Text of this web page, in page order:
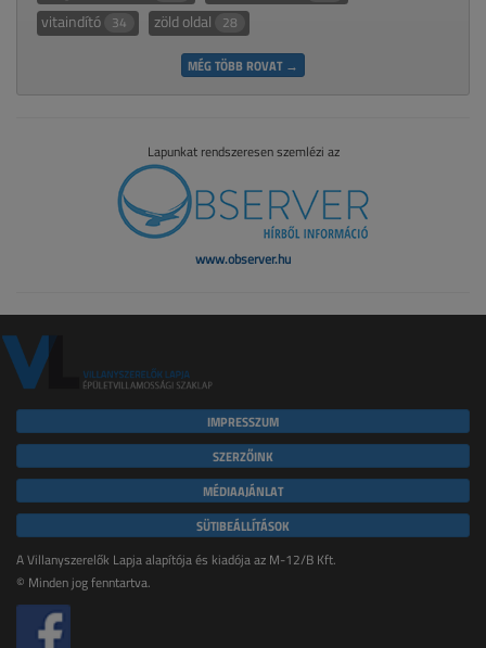
vitaindító 34 zöld oldal 28
MÉG TÖBB ROVAT →
Lapunkat rendszeresen szemlézi az
www.observer.hu
IMPRESSZUM
SZERZŐINK
MÉDIAAJÁNLAT
SÜTIBEÁLLÍTÁSOK
A Villanyszerelők Lapja alapítója és kiadója az M-12/B Kft.
© Minden jog fenntartva.